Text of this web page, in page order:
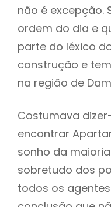
não é excepção.
ordem do dia e
parte do léxico
construção e
na região de
Costumava
encontrar
sonho da
sobretudo dos
todos os